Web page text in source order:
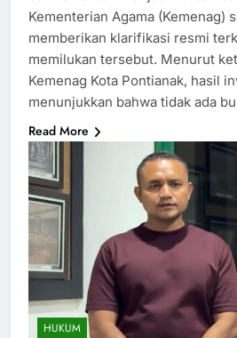
Kementerian Agama (Kemenag)
memberikan klarifikasi resmi
memilukan tersebut. Menurut
Kemenag Kota Pontianak, hasil
menunjukkan bahwa tidak ada
Read More
HUKUM